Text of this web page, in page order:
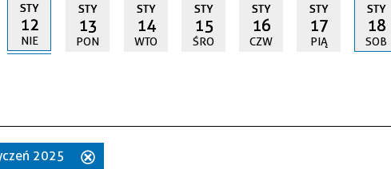
STY
12
NIE
STY
13
PON
STY
14
WTO
STY
15
ŚRO
STY
16
CZW
STY
17
PIĄ
STY
18
SOB
2025